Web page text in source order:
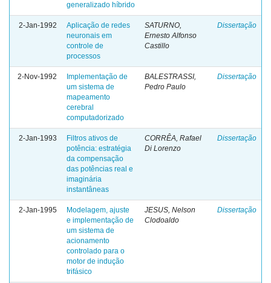
generalizado híbrido
2-Jan-1992
Aplicação de redes
neuronais em
controle de
processos
SATURNO,
Ernesto Alfonso
Castillo
Dissertação
2-Nov-1992
Implementação de
um sistema de
mapeamento
cerebral
computadorizado
BALESTRASSI,
Pedro Paulo
Dissertação
2-Jan-1993
Filtros ativos de
potência: estratégia
da compensação
das potências real e
imaginária
instantâneas
CORRÊA, Rafael
Di Lorenzo
Dissertação
2-Jan-1995
Modelagem, ajuste
e implementação de
um sistema de
acionamento
controlado para o
motor de indução
trifásico
JESUS, Nelson
Clodoaldo
Dissertação